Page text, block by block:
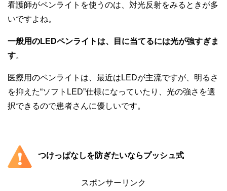
看護師がペンライトを使うのは、対光反射をみるときが多
いですよね。
一般用のLEDペンライトは、目に当てるには光が強すぎま
す。
医療用のペンライトは、最近はLEDが主流ですが、明るさ
を抑えた“ソフトLED”仕様になっていたり、光の強さを選
択できるので患者さんに優しいです。
つけっぱなしを防ぎたいならプッシュ式
スポンサーリンク